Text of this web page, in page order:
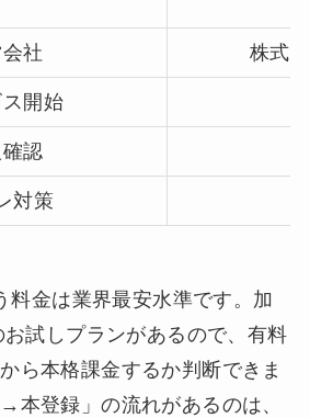
社 株式
開始
認
対策
料金は業界最安水準です。加
試しプランがあるので、有料
ら本格課金するか判断できま
本登録」の流れがあるのは、